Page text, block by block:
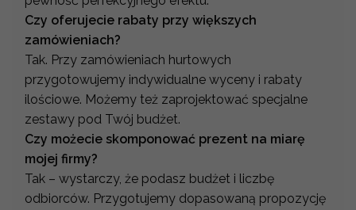
Czy oferujecie rabaty przy większych
zamówieniach?
Tak. Przy zamówieniach hurtowych
przygotowujemy indywidualne wyceny i rabaty
ilościowe. Możemy też zaprojektować specjalne
zestawy pod Twój budżet.
Czy możecie skomponować prezent na miarę
mojej firmy?
Tak – wystarczy, że podasz budżet i liczbę
odbiorców. Przygotujemy dopasowaną propozycję